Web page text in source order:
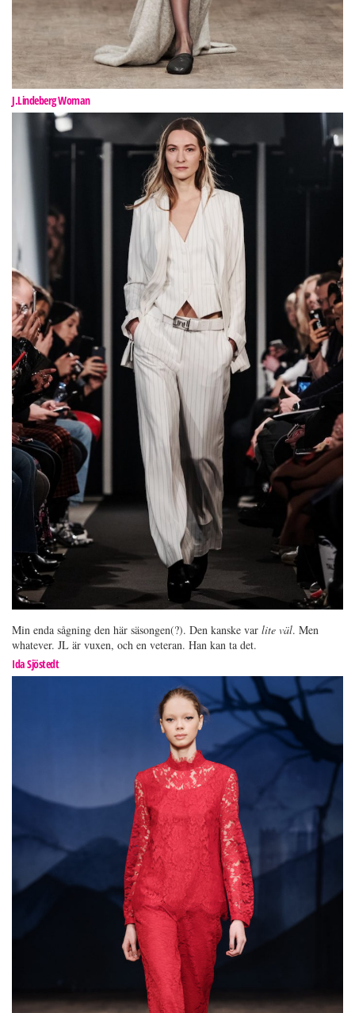
J.Lindeberg Woman
Min enda sågning den här säsongen(?). Den kanske var lite väl. Men
whatever. JL är vuxen, och en veteran. Han kan ta det.
Ida Sjöstedt